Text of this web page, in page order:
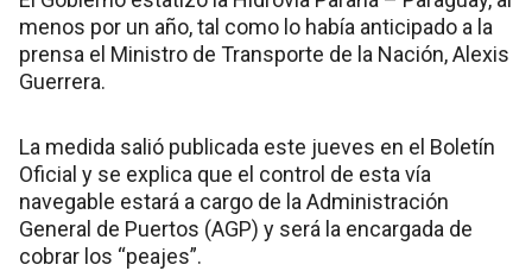
menos por un año, tal como lo había anticipado a la
prensa el Ministro de Transporte de la Nación, Alexis
Guerrera.
La medida salió publicada este jueves en el Boletín
Oficial y se explica que el control de esta vía
navegable estará a cargo de la Administración
General de Puertos (AGP) y será la encargada de
cobrar los “peajes”.